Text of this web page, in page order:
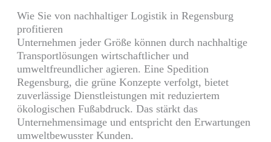
Wie Sie von nachhaltiger Logistik in Regensburg
profitieren
Unternehmen jeder Größe können durch nachhaltige
Transportlösungen wirtschaftlicher und
umweltfreundlicher agieren. Eine Spedition
Regensburg, die grüne Konzepte verfolgt, bietet
zuverlässige Dienstleistungen mit reduziertem
ökologischen Fußabdruck. Das stärkt das
Unternehmensimage und entspricht den Erwartungen
umweltbewusster Kunden.